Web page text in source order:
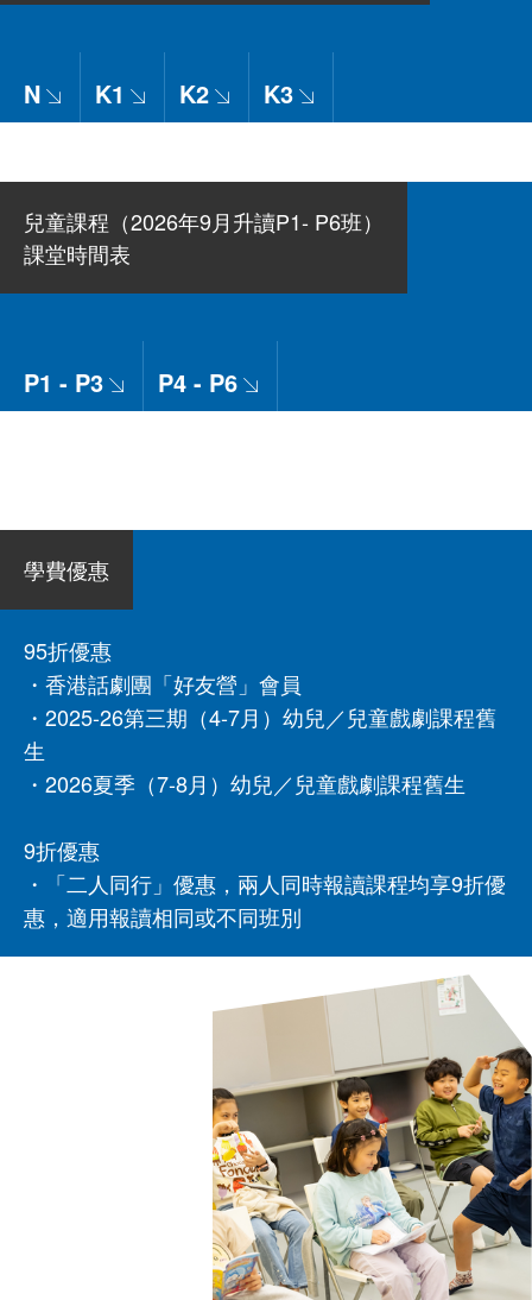
N K1 K2 K3
兒童課程（2026年9月升讀P1- P6班）
課堂時間表
P1 - P3 P4 - P6
學費優惠
95折優惠
・香港話劇團「好友營」會員
・2025-26第三期（4-7月）幼兒／兒童戲劇課程舊
生
・2026夏季（7-8月）幼兒／兒童戲劇課程舊生
9折優惠
・「二人同行」優惠，兩人同時報讀課程均享9折優
惠，適用報讀相同或不同班別